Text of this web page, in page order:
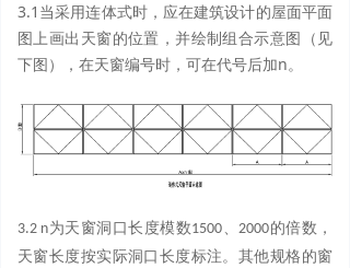
3.1当采用连体式时，应在建筑设计的屋面平面
图上画出天窗的位置，并绘制组合示意图（见
下图），在天窗编号时，可在代号后加n。
3.2 n为天窗洞口长度模数1500、2000的倍数，
天窗长度按实际洞口长度标注。其他规格的窗